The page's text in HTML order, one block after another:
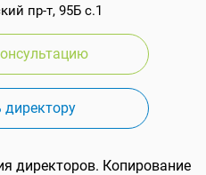
пр-т, 95Б с.1
директору
директоров. Копирование